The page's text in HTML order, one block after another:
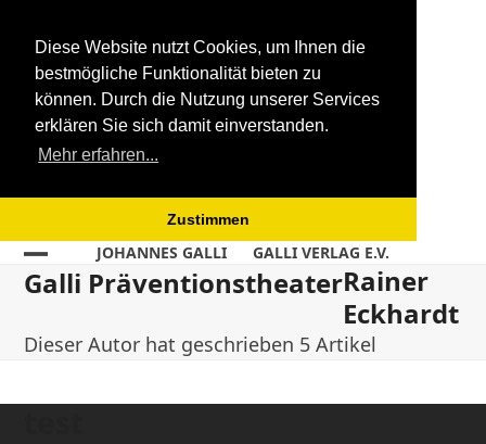
Diese Website nutzt Cookies, um Ihnen die
bestmögliche Funktionalität bieten zu
können. Durch die Nutzung unserer Services
erklären Sie sich damit einverstanden.
Mehr erfahren...
Zustimmen
Skip
content
JOHANNES GALLI GALLI VERLAG E.V.
Galli Präventionstheater
Open
menu
Close
menu
Rainer
Eckhardt
Dieser Autor hat geschrieben 5 Artikel